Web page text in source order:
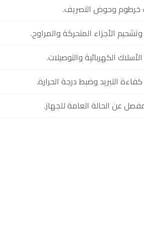
خرطوم وحوض التصريف.
الأجزاء المتحركة والمراوح.
الكهربائية والتوصيلات.
التبريد وضبط درجة الحرارة.
عن الحالة العامة للجهاز.